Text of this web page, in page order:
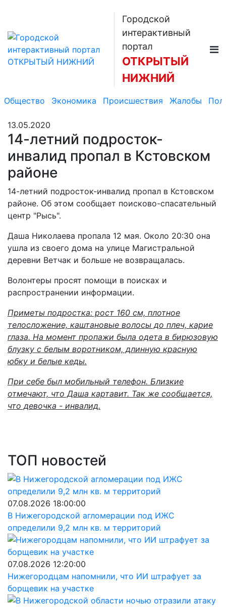
Городской
интерактивный
портал
ОТКРЫТЫЙ
НИЖНИЙ
Общество Экономика Происшествия Жалобы
13.05.2020
14-летний подросток-
инвалид пропал в Кстовском
районе
14-летний подросток-инвалид пропал в Кстовском
районе. Об этом сообщает поисково-спасательный
центр "Рысь".
Даша Николаева пропала 12 мая. Около 20:30 она
ушла из своего дома на улице Магистральной
деревни Ветчак и больше не возвращалась.
Волонтеры просят помощи в поисках и
распространении информации.
Приметы подростка: рост 160 см, плотное
телосложение, каштановые волосы до плеч, карие
глаза. На момент пропажи была одета в бирюзовую
блузку с белым воротником, длинную красную
юбку и белые кеды.
При себе был мобильный телефон. Близкие
отмечают, что Даша картавит. Так же сообщается,
что девочка - инвалид.
ТОП новостей
07.08.2026 18:00:00
В Нижегородской агломерации под ИЖС
определили 9,2 млн кв. м территорий
07.08.2026 12:20:00
Нижегородцам напомнили, что ИИ штрафует за
борщевик на участке